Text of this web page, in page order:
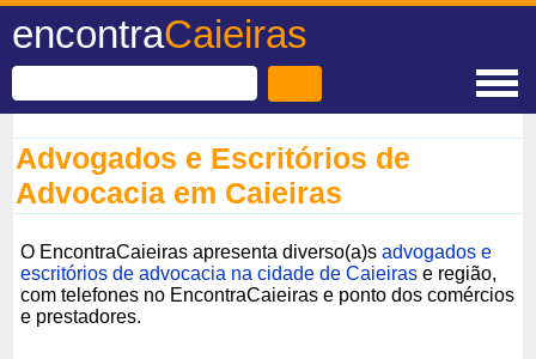
encontraCaieiras
Advogados e Escritórios de
Advocacia em Caieiras
O EncontraCaieiras apresenta diverso(a)sadvogados e
escritórios de advocacia na cidade de Caieiras e região,
com telefones no EncontraCaieiras e ponto dos comércios
e prestadores.